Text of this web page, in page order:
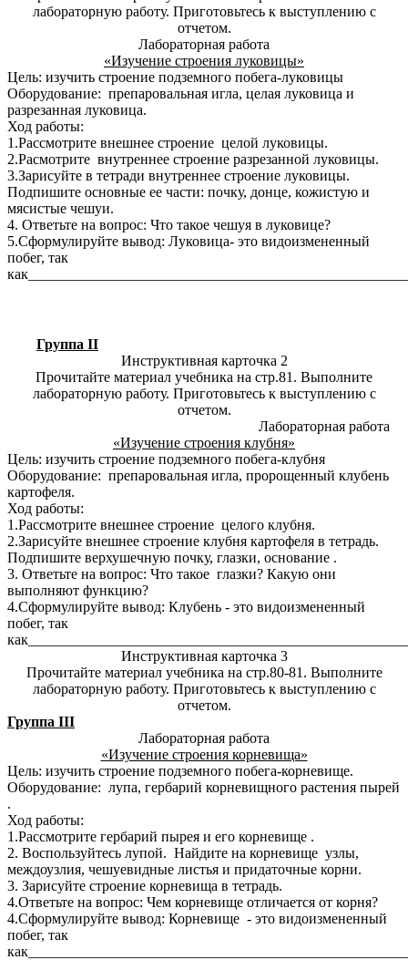
лабораторную работу. Приготовьтесь к выступлению с
отчетом.
Лабораторная работа
«Изучение строения луковицы»
Цель: изучить строение подземного побега-луковицы
Оборудование: препаровальная игла, целая луковица и
разрезанная луковица.
Ход работы:
1.Рассмотрите внешнее строение целой луковицы.
2.Расмотрите внутреннее строение разрезанной луковицы.
3.Зарисуйте в тетради внутреннее строение луковицы.
Подпишите основные ее части: почку, донце, кожистую и
мясистые чешуи.
4. Ответьте на вопрос: Что такое чешуя в луковице?
5.Сформулируйте вывод: Луковица- это видоизмененный
побег, так
Группа II
Инструктивная карточка 2
Прочитайте материал учебника на стр.81. Выполните
лабораторную работу. Приготовьтесь к выступлению с
отчетом.
Лабораторная работа
«Изучение строения клубня»
Цель: изучить строение подземного побега-клубня
Оборудование: препаровальная игла, пророщенный клубень
картофеля.
Ход работы:
1.Рассмотрите внешнее строение целого клубня.
2.Зарисуйте внешнее строение клубня картофеля в тетрадь.
Подпишите верхушечную почку, глазки, основание .
3. Ответьте на вопрос: Что такое глазки? Какую они
выполняют функцию?
4.Сформулируйте вывод: Клубень - это видоизмененный
побег, так
Инструктивная карточка 3
Прочитайте материал учебника на стр.80-81. Выполните
лабораторную работу. Приготовьтесь к выступлению с
отчетом.
Группа III
Лабораторная работа
«Изучение строения корневища»
Цель: изучить строение подземного побега-корневище.
Оборудование: лупа, гербарий корневищного растения пырей
.
Ход работы:
1.Рассмотрите гербарий пырея и его корневище .
2. Воспользуйтесь лупой. Найдите на корневище узлы,
междоузлия, чешуевидные листья и придаточные корни.
3. Зарисуйте строение корневища в тетрадь.
4.Ответьте на вопрос: Чем корневище отличается от корня?
4.Сформулируйте вывод: Корневище - это видоизмененный
побег, так